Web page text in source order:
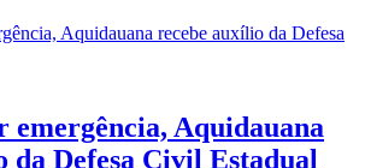
emergência, Aquidauana
da Defesa Civil Estadual